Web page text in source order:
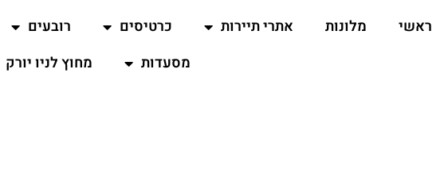
ראשי מלונות אתרי תיירות כרטיסים רובעים
מסעדות
מחוץ לניו יורק